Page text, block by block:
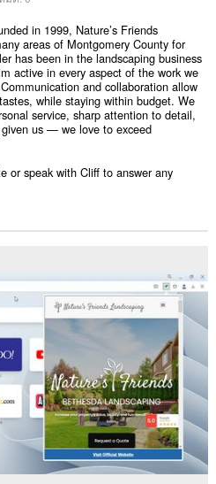
in 1999, Nature’s Friends
areas of Montgomery County for
has been in the landscaping business
active in every aspect of the work we
and collaboration allow
while staying within budget. We
service, sharp attention to detail,
us — we love to exceed
or speak with Cliff to answer any